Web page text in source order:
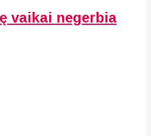
vaikai negerbia